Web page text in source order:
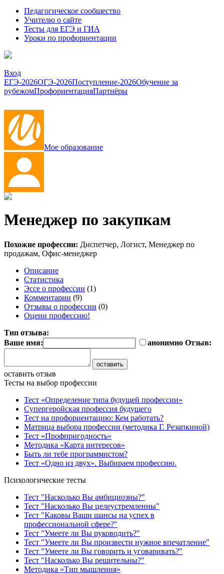
Педагогическое сообщество
Учителю о сайте
Тесты для ЕГЭ и ГИА
Уроки по профориентации
Вход
ЕГЭ-2026ОГЭ-2026Поступление-2026Обучение за
рубежомПрофориентацияПартнёры
Мое образование
Менеджер по закупкам
Похожие профессии: Диспетчер, Логист, Менеджер по
продажам, Офис-менеджер
Описание
Статистика
Эссе о профессии (1)
Комментарии (9)
Отзывы о профессии (0)
Оцени профессию!
Тип отзыва:
Ваше имя:
анонимно Отзыв:
оставить отзыв
Тесты на выбор профессии
Тест «Определение типа будущей профессии»
Супергеройская профессия будущего
Тест на профориентацию: Кем работать?
Матрица выбора профессии (методика Г. Резапкиной)
Тест «Профпригодность»
Методика «Карта интересов»
Быть ли тебе программистом?
Тест «Одно из двух». Выбираем профессию.
Психологические тесты
Тест "Насколько Вы амбициозны?"
Тест "Насколько Вы целеустремленны"
Тест "Каковы Ваши шансы на успех в
профессиональной сфере?"
Тест "Умеете ли Вы руководить?"
Тест "Умеете ли Вы произвести нужное впечатление"
Тест "Умеете ли Вы говорить и уговаривать?"
Тест "Насколько Вы решительны?"
Методика «Тип мышления»